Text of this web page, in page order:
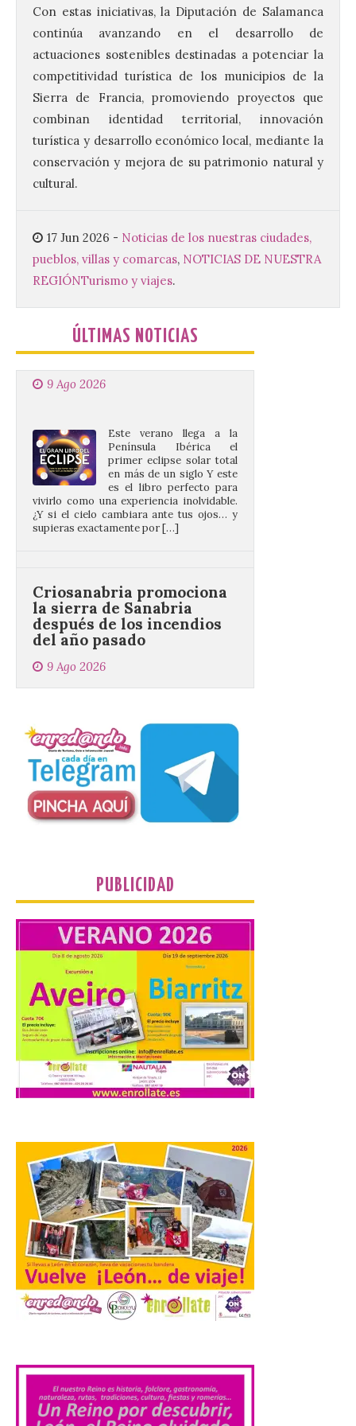
Con estas iniciativas, la Diputación de Salamanca
continúa avanzando en el desarrollo de
actuaciones sostenibles destinadas a potenciar la
competitividad turística de los municipios de la
Sierra de Francia, promoviendo proyectos que
combinan identidad territorial, innovación
turística y desarrollo económico local, mediante la
conservación y mejora de su patrimonio natural y
cultural.
17 Jun 2026 - Noticias de los nuestras ciudades,
pueblos, villas y comarcas, NOTICIAS DE NUESTRA
REGIÓNTurismo y viajes.
ÚLTIMAS NOTICIAS
Brujería Fest Summer un
festival que se celebrará
el 11 de agosto en la
Bañeza
9 Ago 2026
El Ayuntamiento de La
Bañeza presenta el
Ayuntamiento de La Bañeza acogió el 4 de
agosto la presentación oficial del Brujería
Fest Summer […]
El gran libro del eclipse
9 Ago 2026
en más de un siglo Y este
es el libro perfecto para
vivirlo como una experiencia inolvidable.
¿Y si el cielo cambiara ante tus ojos… y
supieras exactamente por […]
después de los incendios
del año pasado
9 Ago 2026
personas después de
que le selle el pasaporte,
de este modo también se colabora con el
comercio local sanabrés después de los
graves incendios de 2025. […]
para que nadie quede
fuera del juego
9 Ago 2026
El profesorado de la
Facultad de Ciencias de la
Actividad Física y del
Deporte de la ULE diseña
una propuesta que
combina acción rápida, toma de
decisiones y colaboración estratégica sin
que ningún participante quede excluido
del juego. GEO-Arena nace […]
Transportes activa un
dispositivo especial para
facilitar la movilidad
durante el eclipse total de
Sol del 12 de agosto
9 Ago 2026
Renfe reforzará servicios
de Media Distancia
especialmente en Galicia,
núcleos urbanos también se reforzarán
los servicios de Cercanías con mayor
afluencia de pasajeros. La Dirección […]
PUBLICIDAD